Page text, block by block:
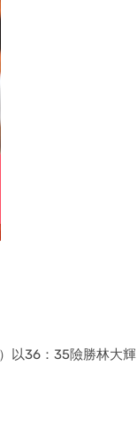
以36：35險勝林大輝